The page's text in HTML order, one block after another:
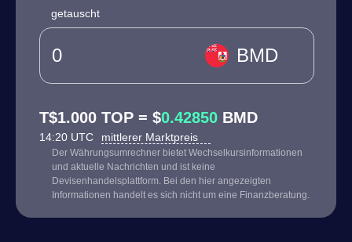
getauscht
BMD
T$1.000 TOP = $0.42850 BMD
14:20 UTC mittlerer Marktpreis
Der Währungsumrechner bietet Wechselkursinformationen
und aktuelle Nachrichten und ist keine
Devisenhandelsplattform. Bei den hier angezeigten
Informationen handelt es sich nicht um eine Finanzberatung.